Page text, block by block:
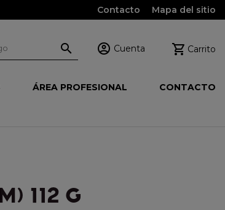
Contacto Mapa del sitio
  Cuenta  Carrito
ÁREA PROFESIONAL CONTACTO
112 G